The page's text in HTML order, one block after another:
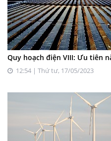
Quy hoạch điện VIII: Ưu tiên
12:54 | Thứ tư, 17/05/2023